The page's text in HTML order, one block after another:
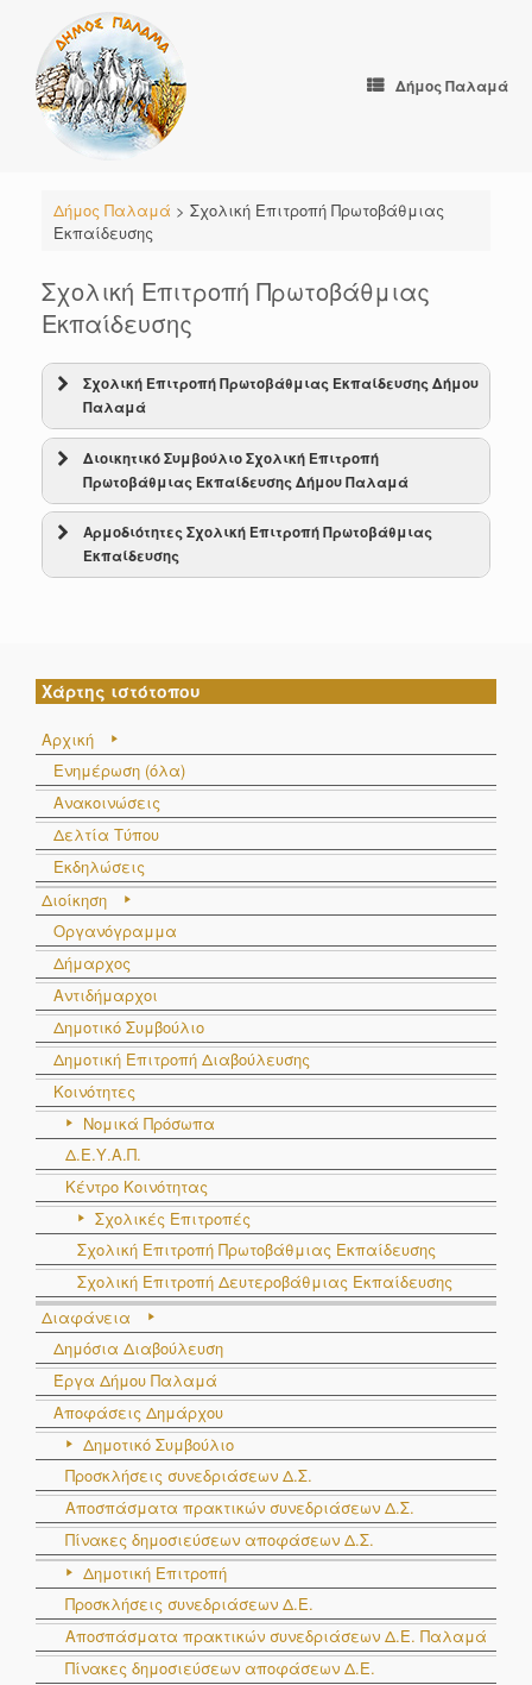
content
Δήμος Παλαμά
Δήμος Παλαμά > Σχολική Επιτροπή Πρωτοβάθμιας
Εκπαίδευσης
Σχολική Επιτροπή Πρωτοβάθμιας
Εκπαίδευσης
Σχολική Επιτροπή Πρωτοβάθμιας Εκπαίδευσης Δήμου
Παλαμά
Διοικητικό Συμβούλιο Σχολική Επιτροπή
Πρωτοβάθμιας Εκπαίδευσης Δήμου Παλαμά
Αναζήτηση:
# Επίθετο Όνομα
Ιδιότητα
#
Επίθετο Όνομα Ιδιότητα
1 Γιαννάκος Βασίλειος
Πλειοψηφίας
2
Νταβατζίκος Αθανάσιος
3
Παλάσκας Παναγιώτης
Πλειοψηφίας
4
Παπαμαργαρίτης
5
Παπαντίνας Κωνσταντίνος Πλειοψηφίας
Κρικώνη Αθανασία
Μειοψηφίας
7
Μακρής Ηλίας
Μειοψηφίας
8
Κατής Χρήστος
Διευθυντής
Σχολικής
Μονάδας
9
Μαγαλιός
Μονάδας
10
Λωρίδα Βασιλική
Εκπρόσωπος
Συλλόγου
Γονέων
11
Λιάχανου Βασιλική
Αρμοδιότητες Σχολική Επιτροπή Πρωτοβάθμιας
Εκπαίδευσης
Χάρτης ιστότοπου
Αρχική
Ενημέρωση (όλα)
Ανακοινώσεις
Δελτία Τύπου
Εκδηλώσεις
Διοίκηση
Οργανόγραμμα
Δήμαρχος
Αντιδήμαρχοι
Δημοτικό Συμβούλιο
Δημοτική Επιτροπή Διαβούλευσης
Κοινότητες
Νομικά Πρόσωπα
Δ.Ε.Υ.Α.Π.
Κέντρο Κοινότητας
Σχολικές Επιτροπές
Σχολική Επιτροπή Πρωτοβάθμιας Εκπαίδευσης
Σχολική Επιτροπή Δευτεροβάθμιας Εκπαίδευσης
Διαφάνεια
Δημόσια Διαβούλευση
Έργα Δήμου Παλαμά
Αποφάσεις Δημάρχου
Δημοτικό Συμβούλιο
Προσκλήσεις συνεδριάσεων Δ.Σ.
Αποσπάσματα πρακτικών συνεδριάσεων Δ.Σ.
Πίνακες δημοσιεύσεων αποφάσεων Δ.Σ.
Δημοτική Επιτροπή
Προσκλήσεις συνεδριάσεων Δ.Ε.
Αποσπάσματα πρακτικών συνεδριάσεων Δ.E. Παλαμά
Πίνακες δημοσιεύσεων αποφάσεων Δ.Ε.